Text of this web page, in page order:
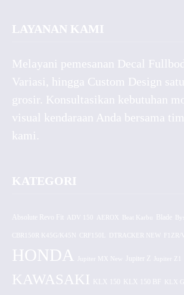
LAYANAN KAMI
Melayani pemesanan Decal
Variasi, hingga Custom Design
grosir. Konsultasikan kebutuhan
visual kendaraan Anda bersama
kami.
KATEGORI
Absolute Revo Fit ADV 150 AEROX
CBR150R K45G/K45N CRF150L DTRACKER NEW F1ZR/
HONDA Jupiter MX New Jupiter Z
KAWASAKI KLX 150 KLX 150 BF KLX